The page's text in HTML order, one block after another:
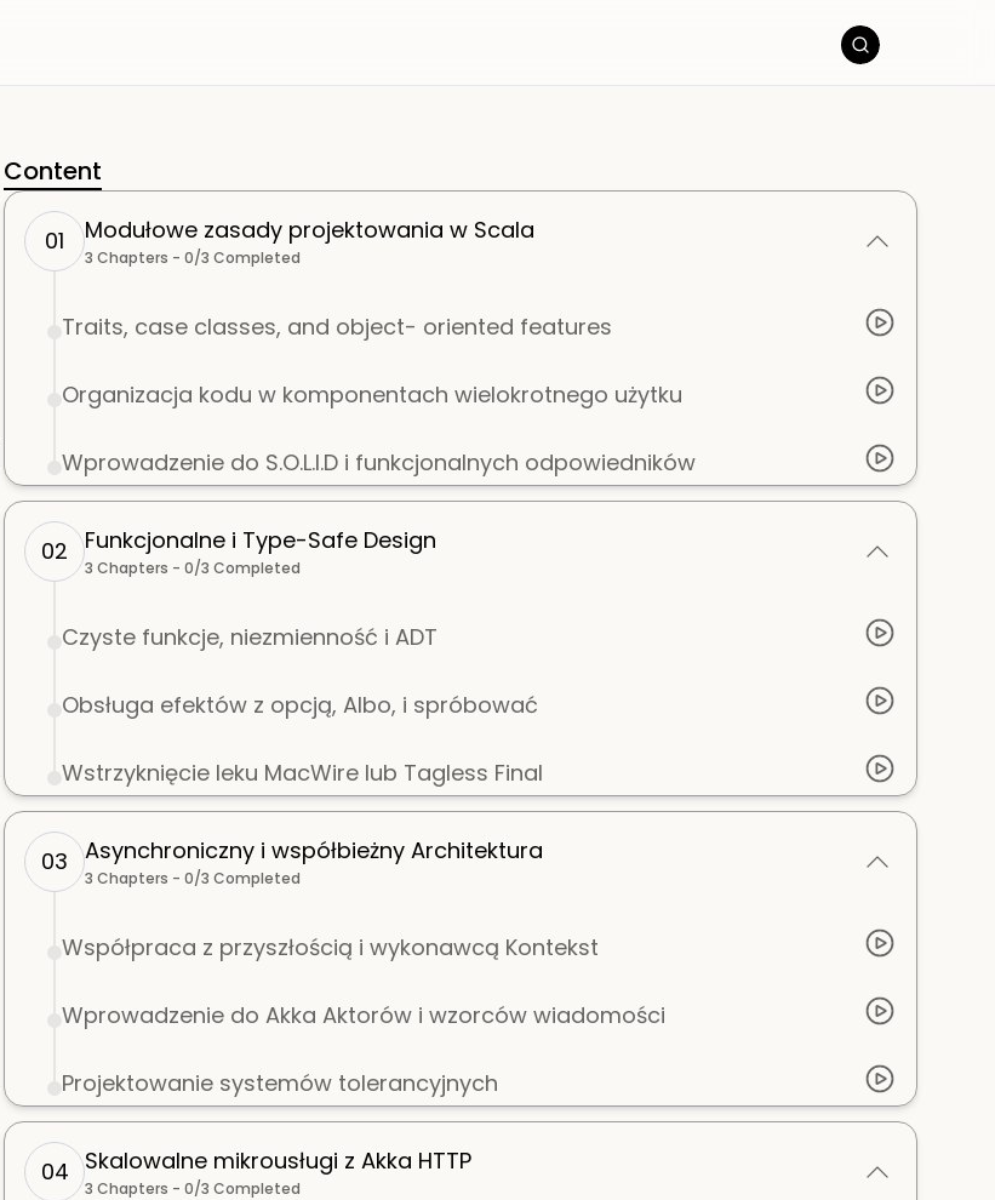
Content
01 Modułowe zasady projektowania w Scala
3 Chapters - 0/3 Completed
Traits, case classes, and object- oriented features
Organizacja kodu w komponentach wielokrotnego użytku
Wprowadzenie do S.O.L.I.D i funkcjonalnych odpowiedników
02 Funkcjonalne i Type-Safe Design
3 Chapters - 0/3 Completed
Czyste funkcje, niezmienność i ADT
Obsługa efektów z opcją, Albo, i spróbować
Wstrzyknięcie leku MacWire lub Tagless Final
03 Asynchroniczny i współbieżny Architektura
3 Chapters - 0/3 Completed
Współpraca z przyszłością i wykonawcą Kontekst
Wprowadzenie do Akka Aktorów i wzorców wiadomości
Projektowanie systemów tolerancyjnych
04 Skalowalne mikrousługi z Akka HTTP
3 Chapters - 0/3 Completed